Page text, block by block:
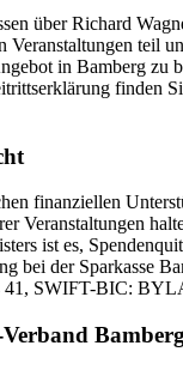
über Ri­chard
Ver­an­stal­tun­gen teil
in Bam­berg zu
fin­den
fi­nan­zi­el­len
Ver­an­stal­tun­gen
ist es,
bei der Spar­kas­se
41, SWIFT-BIC: